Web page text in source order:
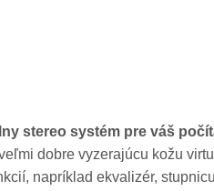
stereo systém pre váš
dobre vyzerajúcu kožu
napríklad ekvalizér,